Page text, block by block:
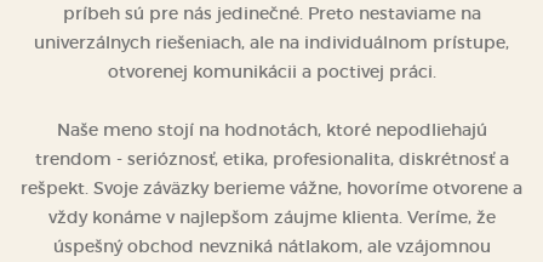
príbeh sú pre nás jedinečné. Preto nestaviame na
univerzálnych riešeniach, ale na individuálnom prístupe,
otvorenej komunikácii a poctivej práci.
Naše meno stojí na hodnotách, ktoré nepodliehajú
trendom - serióznosť, etika, profesionalita, diskrétnosť a
rešpekt. Svoje záväzky berieme vážne, hovoríme otvorene a
vždy konáme v najlepšom záujme klienta. Veríme, že
úspešný obchod nevzniká nátlakom, ale vzájomnou